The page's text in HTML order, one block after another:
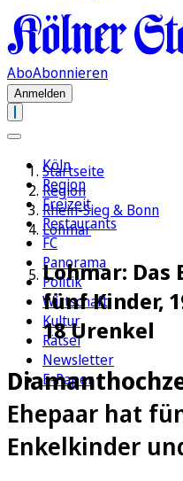
AboAbonnieren
Anmelden
Köln
Region
Freizeit
Restaurants
FC
Panorama
Politik
Wirtschaft
Kultur
Rätsel
Newsletter
E-Paper
Startseite
Region
Rhein-Sieg & Bonn
Lohmar
Lohmar: Das
fünf Kinder,
18 Urenkel
Ehepaar hat
Enkelkinder